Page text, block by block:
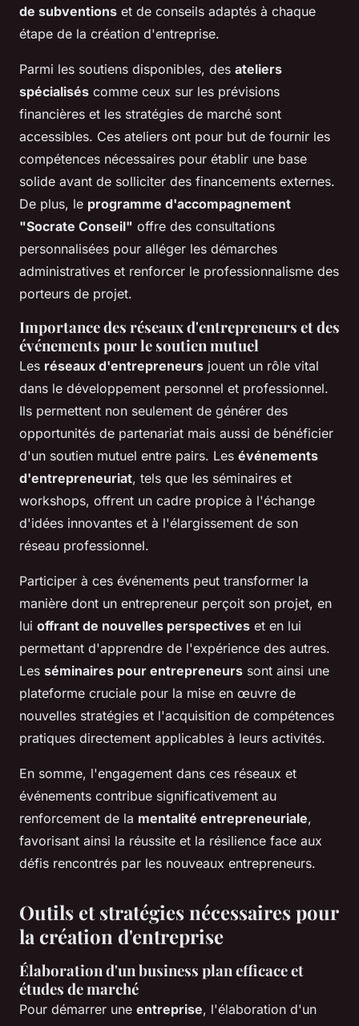
de subventions et de conseils adaptés à chaque
étape de la création d'entreprise.
Parmi les soutiens disponibles, des ateliers
spécialisés comme ceux sur les prévisions
financières et les stratégies de marché sont
accessibles. Ces ateliers ont pour but de fournir les
compétences nécessaires pour établir une base
solide avant de solliciter des financements externes.
De plus, le programme d'accompagnement
"Socrate Conseil" offre des consultations
personnalisées pour alléger les démarches
administratives et renforcer le professionnalisme des
porteurs de projet.
Importance des réseaux d'entrepreneurs et des
événements pour le soutien mutuel
Les réseaux d'entrepreneurs jouent un rôle vital
dans le développement personnel et professionnel.
Ils permettent non seulement de générer des
opportunités de partenariat mais aussi de bénéficier
d'un soutien mutuel entre pairs. Les événements
d'entrepreneuriat, tels que les séminaires et
workshops, offrent un cadre propice à l'échange
d'idées innovantes et à l'élargissement de son
réseau professionnel.
Participer à ces événements peut transformer la
manière dont un entrepreneur perçoit son projet, en
lui offrant de nouvelles perspectives et en lui
permettant d'apprendre de l'expérience des autres.
Les séminaires pour entrepreneurs sont ainsi une
plateforme cruciale pour la mise en œuvre de
nouvelles stratégies et l'acquisition de compétences
pratiques directement applicables à leurs activités.
En somme, l'engagement dans ces réseaux et
événements contribue significativement au
renforcement de la mentalité entrepreneuriale,
favorisant ainsi la réussite et la résilience face aux
défis rencontrés par les nouveaux entrepreneurs.
Outils et stratégies nécessaires pour
la création d'entreprise
Élaboration d'un business plan efficace et
études de marché
Pour démarrer une entreprise, l'élaboration d'un